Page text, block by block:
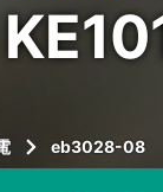
eb3028-08